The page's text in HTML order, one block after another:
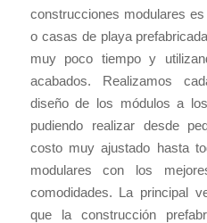
construcciones modulares
o casas de playa
muy poco tiempo y
acabados. Realizamos
diseño de los módulos a
pudiendo realizar desde
costo muy ajustado hasta
modulares con los
comodidades. La principal
que la construcción